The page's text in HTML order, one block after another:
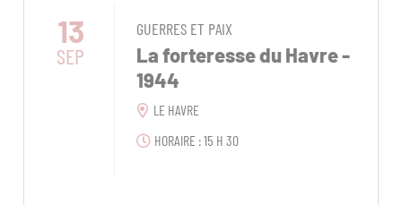
13
SEP
GUERRES ET PAIX
La forteresse du Havre -
1944
LE HAVRE
HORAIRE : 15 H 30